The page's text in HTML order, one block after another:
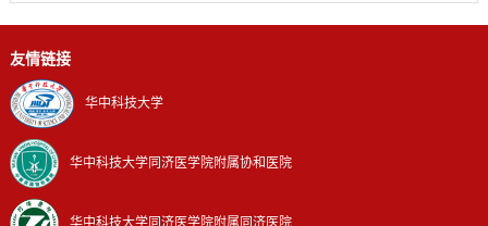
友情链接
华中科技大学
华中科技大学同济医学院附属协和医院
华中科技大学同济医学院附属同济医院